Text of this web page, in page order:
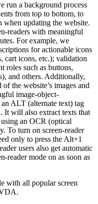
run a background process
from top to bottom, to
when updating the website.
readers with meaningful
For example, we
for actionable icons
cart icons, etc.); validation
roles such as buttons,
and others. Additionally,
the website’s images and
image-object-
ALT (alternate text) tag
It will also extract texts that
an OCR (optical
To turn on screen-reader
only to press the Alt+1
users also get automatic
reader mode on as soon as
with all popular screen